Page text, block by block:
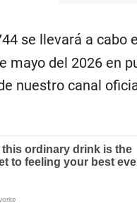
se llevará a cabo
mayo del 2026 en
nuestro canal